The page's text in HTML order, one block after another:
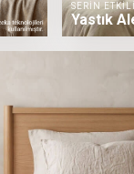
SERİN
Yastık